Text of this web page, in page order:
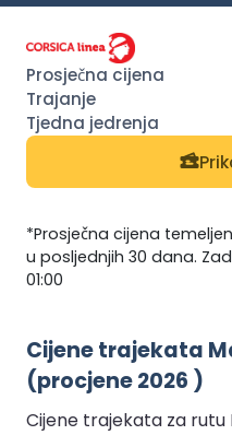
*Prosječna cijena
u posljednjih 30 dana.
01:00
Cijene trajekata
(procjene 2026 )
Cijene trajekata za rutu